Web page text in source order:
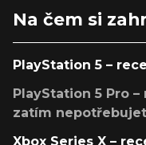
Na čem si
PlayStation 5 –
PlayStation 5 Pro
zatím
Xbox Series X –